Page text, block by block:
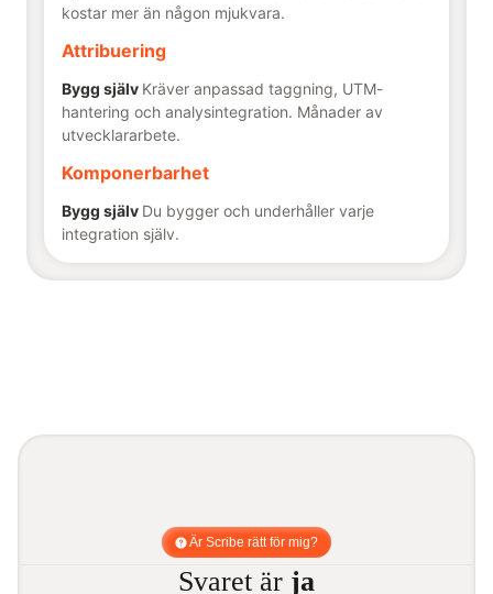
kostar mer än någon mjukvara.
Attribuering
Bygg själv Kräver anpassad taggning, UTM-
hantering och analysintegration. Månader av
utvecklararbete.
Komponerbarhet
Bygg själv Du bygger och underhåller varje
integration själv.
Är Scribe rätt för mig?
Svaret är ja